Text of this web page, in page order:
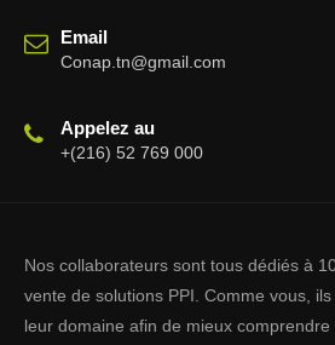
Email
Conap.tn@gmail.com
Appelez au
+(216) 52 769 000
Nos collaborateurs sont tous dédiés à
vente de solutions PPI. Comme vous,
leur domaine afin de mieux